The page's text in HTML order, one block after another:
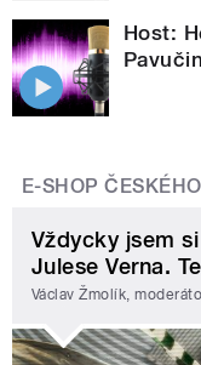
Host:
E-SHOP
Vždycky jsem
Julese Verna.
Václav Žmolík,